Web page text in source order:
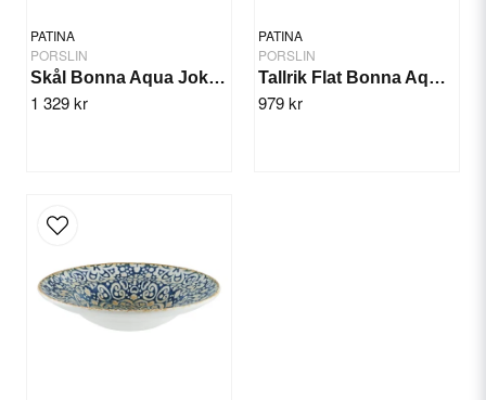
PATINA
PORSLIN
Skål Bonna Aqua Joker 14cm/12st
1 329 kr
PATINA
PORSLIN
Tallrik Flat Bonna Aqua 30cm/6st
979 kr